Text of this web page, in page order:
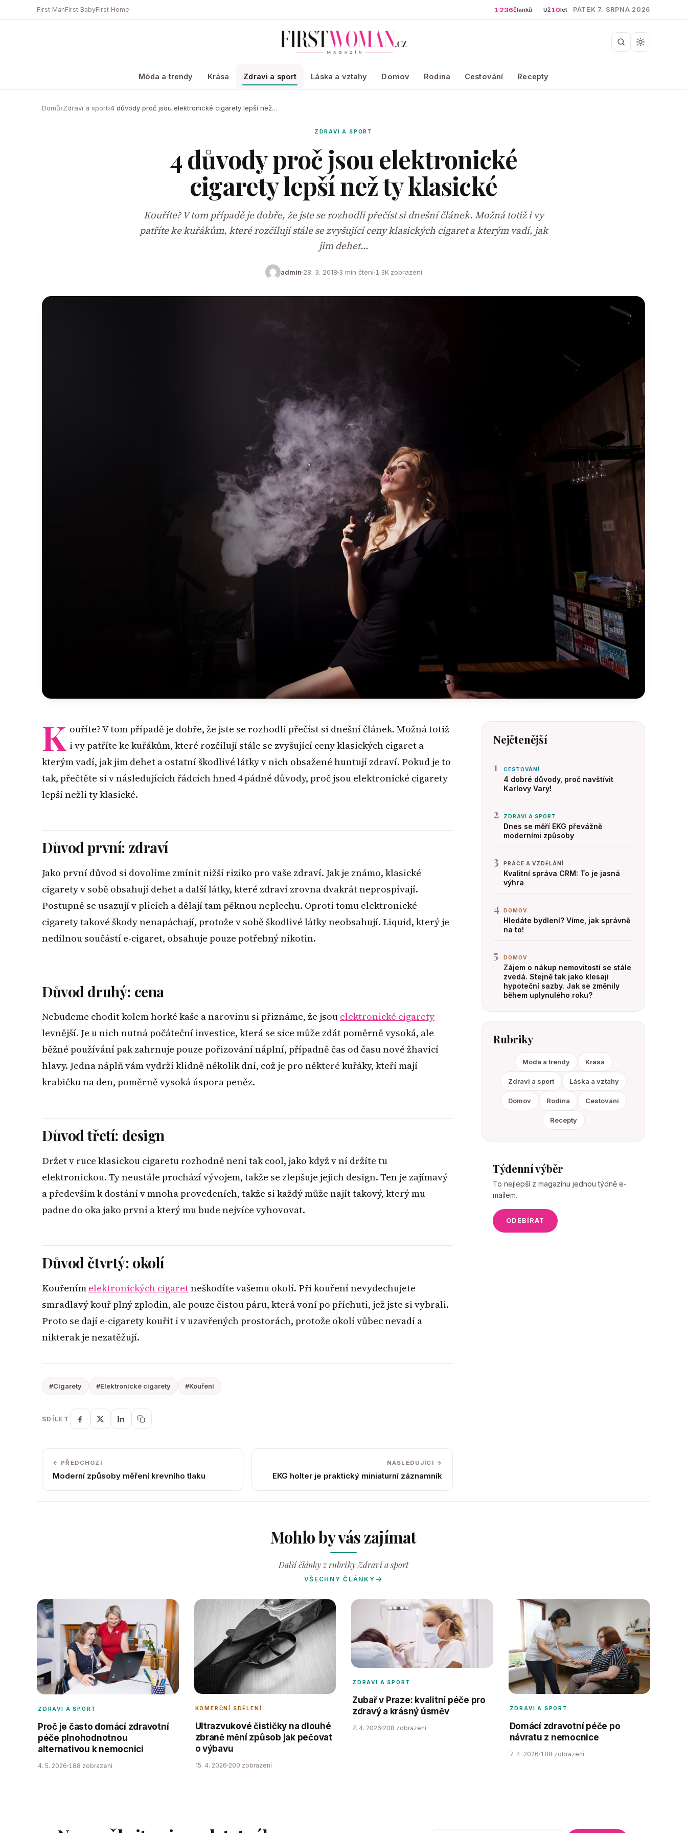
First ManFirst BabyFirst Home 1 236článků Už10let PÁTEK 7. SRPNA 2026
Móda a trendy Krása Zdravi a sport Láska a vztahy Domov Rodina Cestování Recepty
Domů›Zdravi a sport›4 důvody proč jsou elektronické cigarety lepší než…
ZDRAVI A SPORT
4 důvody proč jsou elektronické
cigarety lepší než ty klasické
Kouříte? V tom případě je dobře, že jste se rozhodli přečíst si dnešní článek. Možná totiž i vy
patříte ke kuřákům, které rozčilují stále se zvyšující ceny klasických cigaret a kterým vadí, jak
jim dehet…
admin 28. 3. 2018 3 min čtení1.3K zobrazení
K ouříte? V tom případě je dobře, že jste se rozhodli přečíst si dnešní článek. Možná totiž
i vy patříte ke kuřákům, které rozčilují stále se zvyšující ceny klasických cigaret a
kterým vadí, jak jim dehet a ostatní škodlivé látky v nich obsažené huntují zdraví. Pokud je to
tak, přečtěte si v následujících řádcích hned 4 pádné důvody, proč jsou elektronické cigarety
lepší nežli ty klasické.
Důvod první: zdraví
Jako první důvod si dovolíme zmínit nižší riziko pro vaše zdraví. Jak je známo, klasické
cigarety v sobě obsahují dehet a další látky, které zdraví zrovna dvakrát neprospívají.
Postupně se usazují v plicích a dělají tam pěknou neplechu. Oproti tomu elektronické
cigarety takové škody nenapáchají, protože v sobě škodlivé látky neobsahují. Liquid, který je
nedílnou součástí e-cigaret, obsahuje pouze potřebný nikotin.
Důvod druhý: cena
Nebudeme chodit kolem horké kaše a narovinu si přiznáme, že jsou elektronické cigarety
levnější. Je u nich nutná počáteční investice, která se sice může zdát poměrně vysoká, ale
běžné používání pak zahrnuje pouze pořizování náplní, případně čas od času nové žhavicí
hlavy. Jedna náplň vám vydrží klidně několik dní, což je pro některé kuřáky, kteří mají
krabičku na den, poměrně vysoká úspora peněz.
Důvod třetí: design
Držet v ruce klasickou cigaretu rozhodně není tak cool, jako když v ní držíte tu
elektronickou. Ty neustále prochází vývojem, takže se zlepšuje jejich design. Ten je zajímavý
a především k dostání v mnoha provedeních, takže si každý může najít takový, který mu
padne do oka jako první a který mu bude nejvíce vyhovovat.
Důvod čtvrtý: okolí
Kouřením elektronických cigaretneškodíte vašemu okolí. Při kouření nevydechujete
smradlavý kouř plný zplodin, ale pouze čistou páru, která voní po příchuti, jež jste si vybrali.
Proto se dají e-cigarety kouřit i v uzavřených prostorách, protože okolí vůbec nevadí a
nikterak je nezatěžují.
#Cigarety #Elektronické cigarety #Kouření
SDÍLET
← PŘEDCHOZÍ
Moderní způsoby měření krevního tlaku
NÁSLEDUJÍCÍ →
EKG holter je praktický miniaturní záznamník
Nejčtenější
1 CESTOVÁNÍ
4 dobré důvody, proč navštívit
Karlovy Vary!
2 ZDRAVI A SPORT
Dnes se měří EKG převážně
moderními způsoby
3 PRÁCE A VZDĚLÁNÍ
Kvalitní správa CRM: To je jasná
výhra
4 DOMOV
Hledáte bydlení? Víme, jak správně
na to!
5 DOMOV
Zájem o nákup nemovitostí se stále
zvedá. Stejně tak jako klesají
hypoteční sazby. Jak se změnily
během uplynulého roku?
Rubriky
Móda a trendy Krása
Zdravi a sport Láska a vztahy
Domov Rodina Cestování
Recepty
Týdenní výběr
To nejlepší z magazínu jednou týdně e-
mailem.
ODEBÍRAT
Mohlo by vás zajímat
Další články z rubriky Zdravi a sport
VŠECHNY ČLÁNKY
ZDRAVI A SPORT
Proč je často domácí zdravotní
péče plnohodnotnou
alternativou k nemocnici
4. 5. 2026 188 zobrazení
KOMERČNÍ SDĚLENÍ
Ultrazvukové čističky na dlouhé
zbraně mění způsob jak pečovat
o výbavu
15. 4. 2026 200 zobrazení
ZDRAVI A SPORT
Zubař v Praze: kvalitní péče pro
zdravý a krásný úsměv
7. 4. 2026 208 zobrazení
ZDRAVI A SPORT
Domácí zdravotní péče po
návratu z nemocnice
7. 4. 2026 188 zobrazení